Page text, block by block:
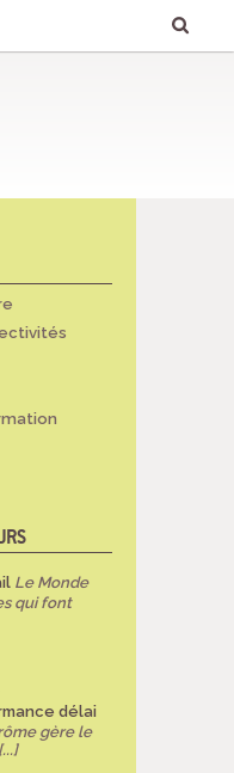
Le Monde
qui font
délai
gère le